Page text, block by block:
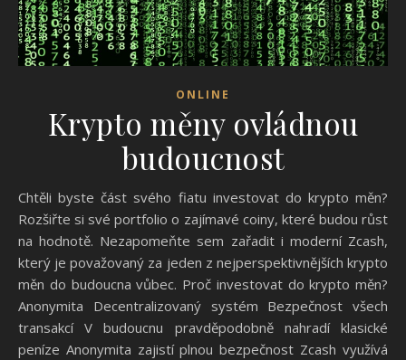
ONLINE
Krypto měny ovládnou
budoucnost
Chtěli byste část svého fiatu investovat do krypto měn?
Rozšiřte si své portfolio o zajímavé coiny, které budou růst
na hodnotě. Nezapomeňte sem zařadit i moderní Zcash,
který je považovaný za jeden z nejperspektivnějších krypto
měn do budoucna vůbec. Proč investovat do krypto měn?
Anonymita Decentralizovaný systém Bezpečnost všech
transakcí V budoucnu pravděpodobně nahradí klasické
peníze Anonymita zajistí plnou bezpečnost Zcash využívá